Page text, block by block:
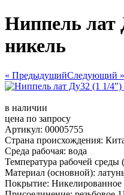
Ниппель лат
никель
« ПредыдущийСледующий »
в наличии
цена по запросу
Артикул: 00005755
Страна происхождения:
Среда рабочая: вода
Температура рабочей среды
Материал (основной):
Покрытие: Никелированное